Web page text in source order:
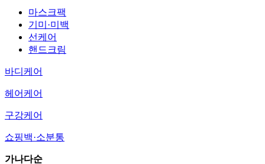
마스크팩
기미·미백
선케어
핸드크림
바디케어
헤어케어
구강케어
쇼핑백·소분통
가나다순